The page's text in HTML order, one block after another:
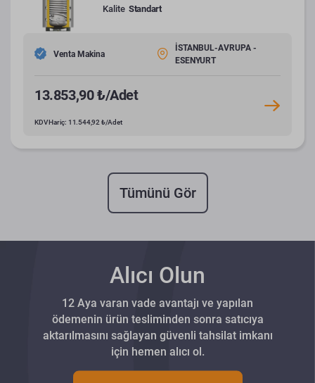
Kalite Standart
Venta Makina
İSTANBUL-AVRUPA -
ESENYURT
13.853,90 ₺/Adet
KDV Hariç: 11.544,92 ₺/Adet
Tümünü Gör
Alıcı Olun
12 Aya varan vade avantajı ve yapılan
ödemenin ürün tesliminden sonra satıcıya
aktarılmasını sağlayan güvenli tahsilat imkanı
için hemen alıcı ol.